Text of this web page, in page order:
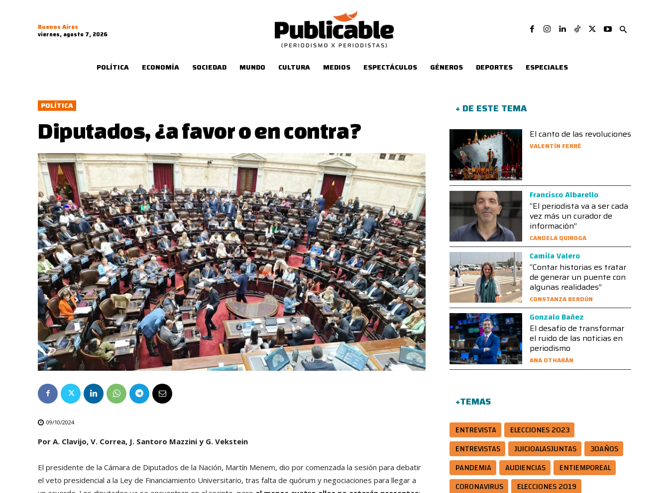
Buenos Aires
viernes, agosto 7, 2026
POLÍTICA ECONOMÍA SOCIEDAD MUNDO CULTURA MEDIOS ESPECTÁCULOS GÉNEROS DEPORTES ESPECIALES
POLÍTICA
Diputados, ¿a favor o en contra?
09/10/2024
Por A. Clavijo, V. Correa, J. Santoro Mazzini y G. Vekstein
El presidente de la Cámara de Diputados de la Nación, Martín Menem, dio por comenzada la sesión para debatir
el veto presidencial a la Ley de Financiamiento Universitario, tras falta de quórum y negociaciones para llegar a
+ DE ESTE TEMA
El canto de las revoluciones
VALENTÍN FERRÉ
Francisco Albarello
“El periodista va a ser cada
vez más un curador de
información”
CANDELA QUIROGA
Camila Valero
“Contar historias es tratar
de generar un puente con
algunas realidades”
CONSTANZA BERDÚN
Gonzalo Bañez
El desafío de transformar
el ruido de las noticias en
periodismo
ANA OTHARÁN
+TEMAS
ENTREVISTA
ELECCIONES 2023
ENTREVISTAS
JUICIOALASJUNTAS
30AÑOS
PANDEMIA
AUDIENCIAS
ENTIEMPOREAL
CORONAVIRUS
ELECCIONES 2019